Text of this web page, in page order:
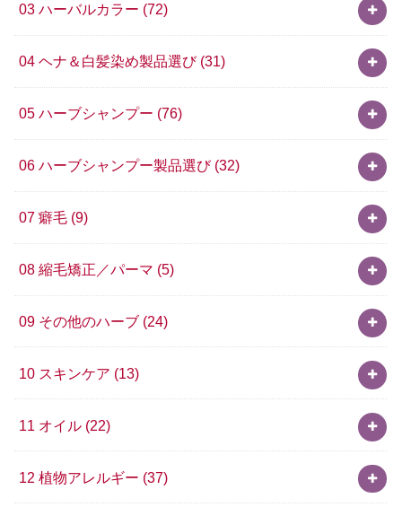
03 ハーバルカラー (72)
04 ヘナ＆白髪染め製品選び (31)
05 ハーブシャンプー (76)
06 ハーブシャンプー製品選び (32)
07 癖毛 (9)
08 縮毛矯正／パーマ (5)
09 その他のハーブ (24)
10 スキンケア (13)
11 オイル (22)
12 植物アレルギー (37)